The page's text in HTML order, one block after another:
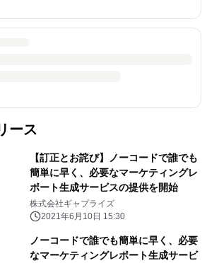
ース
【訂正とお詫び】ノーコードで誰でも
簡単に早く、必要なマーケティングレ
ポート生成サービスの提供を開始
株式会社ギャプライズ
2021年6月10日 15:30
ノーコードで誰でも簡単に早く、必要
なマーケティングレポート生成サービ